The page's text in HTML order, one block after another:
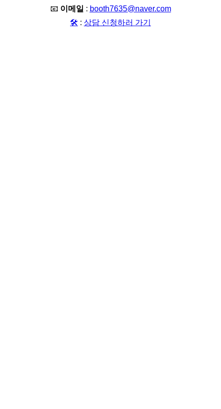
📧 이메일 : booth7635@naver.com
🛠️ : 상담 신청하러 가기